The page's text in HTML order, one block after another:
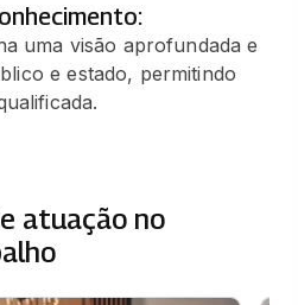
uma visão aprofundada e
e estado, permitindo
atuação no